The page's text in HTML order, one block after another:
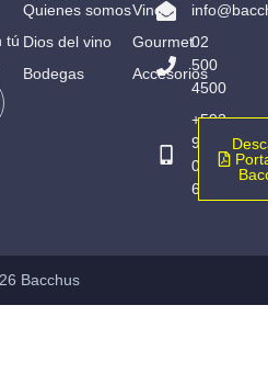
tú
Quienes somos
Dios del vino
Bodegas
Vinos
Gourmet
Accesorios
02
500
4500
+593
98
065
6836
Bacchus